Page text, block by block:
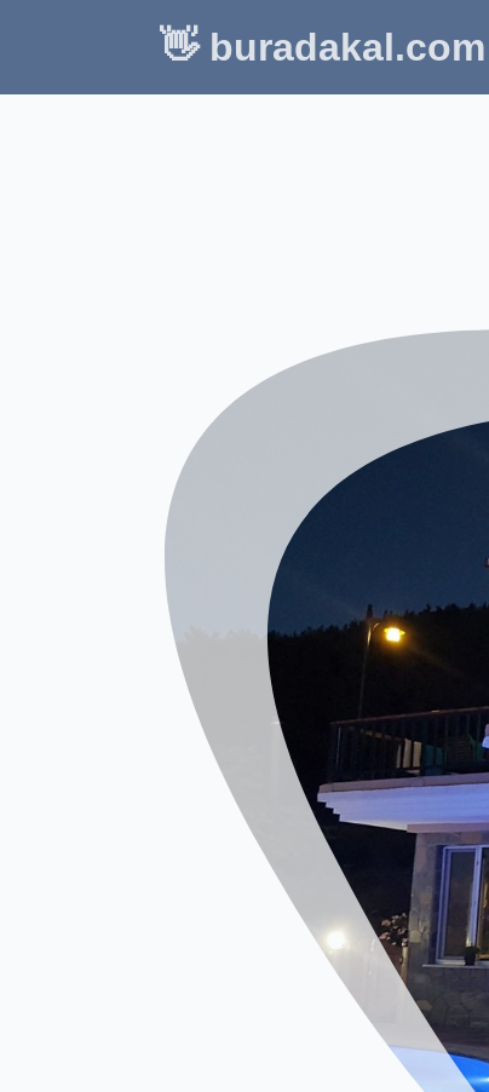
👋 buradakal.com